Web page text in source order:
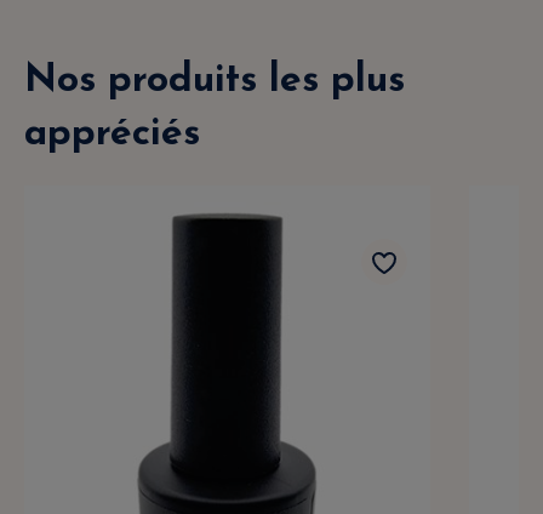
Nos produits les plus
appréciés